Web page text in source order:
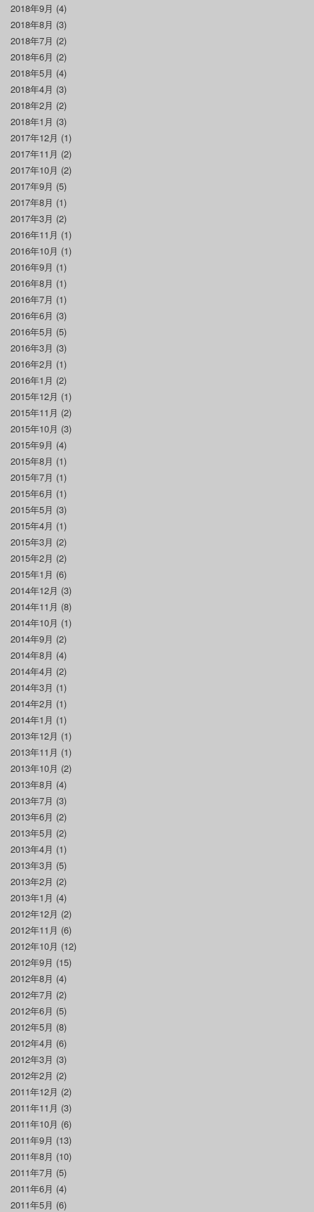
2018年9月 (4)
2018年8月 (3)
2018年7月 (2)
2018年6月 (2)
2018年5月 (4)
2018年4月 (3)
2018年2月 (2)
2018年1月 (3)
2017年12月 (1)
2017年11月 (2)
2017年10月 (2)
2017年9月 (5)
2017年8月 (1)
2017年3月 (2)
2016年11月 (1)
2016年10月 (1)
2016年9月 (1)
2016年8月 (1)
2016年7月 (1)
2016年6月 (3)
2016年5月 (5)
2016年3月 (3)
2016年2月 (1)
2016年1月 (2)
2015年12月 (1)
2015年11月 (2)
2015年10月 (3)
2015年9月 (4)
2015年8月 (1)
2015年7月 (1)
2015年6月 (1)
2015年5月 (3)
2015年4月 (1)
2015年3月 (2)
2015年2月 (2)
2015年1月 (6)
2014年12月 (3)
2014年11月 (8)
2014年10月 (1)
2014年9月 (2)
2014年8月 (4)
2014年4月 (2)
2014年3月 (1)
2014年2月 (1)
2014年1月 (1)
2013年12月 (1)
2013年11月 (1)
2013年10月 (2)
2013年8月 (4)
2013年7月 (3)
2013年6月 (2)
2013年5月 (2)
2013年4月 (1)
2013年3月 (5)
2013年2月 (2)
2013年1月 (4)
2012年12月 (2)
2012年11月 (6)
2012年10月 (12)
2012年9月 (15)
2012年8月 (4)
2012年7月 (2)
2012年6月 (5)
2012年5月 (8)
2012年4月 (6)
2012年3月 (3)
2012年2月 (2)
2011年12月 (2)
2011年11月 (3)
2011年10月 (6)
2011年9月 (13)
2011年8月 (10)
2011年7月 (5)
2011年6月 (4)
2011年5月 (6)